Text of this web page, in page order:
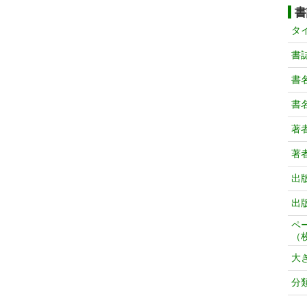
タ
書
書
書
著
著
出
出
ペ
（
大
分